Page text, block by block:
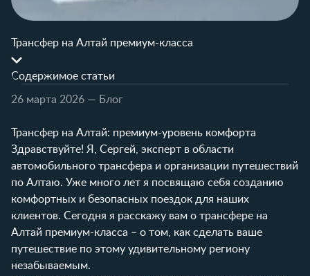
Трансфер на Алтай премиум-класса
Содержимое статьи
26 марта 2026 — Блог
Трансфер на Алтай: премиум-уровень комфорта
Здравствуйте! Я, Сергей, эксперт в области
автомобильного трансфера и организации путешествий
по Алтаю. Уже много лет я посвящаю себя созданию
комфортных и безопасных поездок для наших
клиентов. Сегодня я расскажу вам о трансфере на
Алтай премиум-класса – о том, как сделать ваше
путешествие по этому удивительному региону
незабываемым.